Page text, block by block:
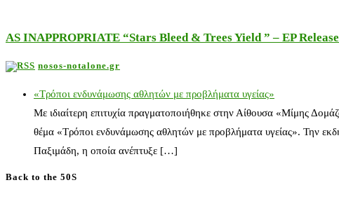
AS INAPPROPRIATE “Stars Bleed & Trees Yield ” – EP
nosos-notalone.gr
«Τρόποι ενδυνάμωσης αθλητών με προβλήματα υγείας»
Με ιδιαίτερη επιτυχία πραγματοποιήθηκε στην Αίθουσα «Μίμης
θέμα «Τρόποι ενδυνάμωσης αθλητών με προβλήματα υγείας». Την
Παξιμάδη, η οποία ανέπτυξε […]
Back to the 50S